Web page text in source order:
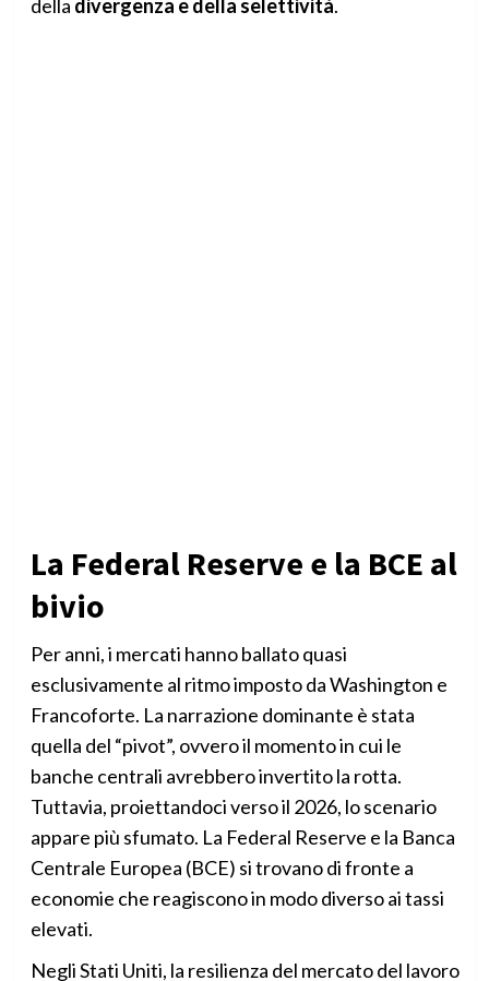
della divergenza e della selettività.
La Federal Reserve e la BCE al
bivio
Per anni, i mercati hanno ballato quasi
esclusivamente al ritmo imposto da Washington e
Francoforte. La narrazione dominante è stata
quella del “pivot”, ovvero il momento in cui le
banche centrali avrebbero invertito la rotta.
Tuttavia, proiettandoci verso il 2026, lo scenario
appare più sfumato. La Federal Reserve e la Banca
Centrale Europea (BCE) si trovano di fronte a
economie che reagiscono in modo diverso ai tassi
elevati.
Negli Stati Uniti, la resilienza del mercato del lavoro